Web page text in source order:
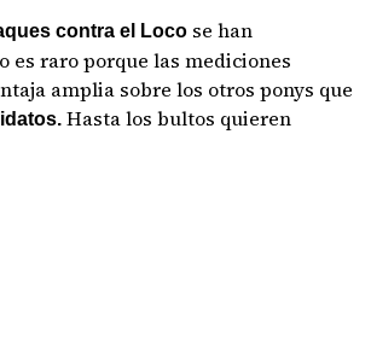
contra el Loco se han
es raro porque las mediciones
amplia sobre los otros ponys que
Hasta los bultos quieren